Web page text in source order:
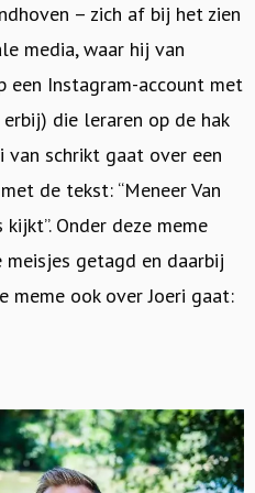
– zich af bij het zien
media, waar hij van
een Instagram-account met
die leraren op de hak
van schrikt gaat over een
de tekst: “Meneer Van
Onder deze meme
getagd en daarbij
meme ook over Joeri gaat: